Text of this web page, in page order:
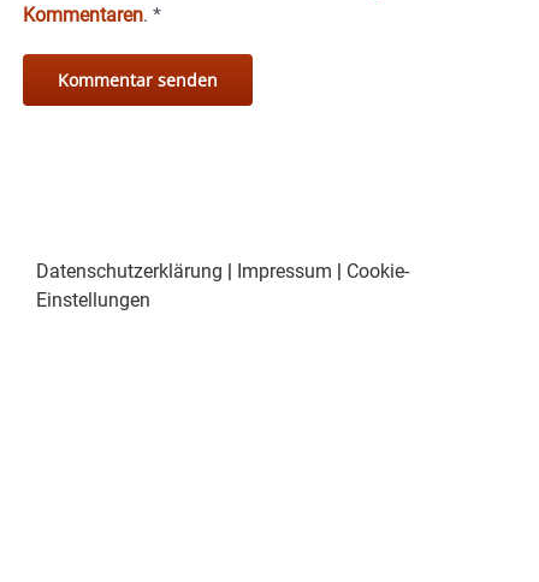
Kommentaren. *
Datenschutzerklärung Impressum
Cookie-
Einstellungen